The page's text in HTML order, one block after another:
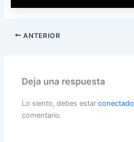
ANTERIOR
Deja una respuesta
Lo siento, debes estarconectado
comentario.